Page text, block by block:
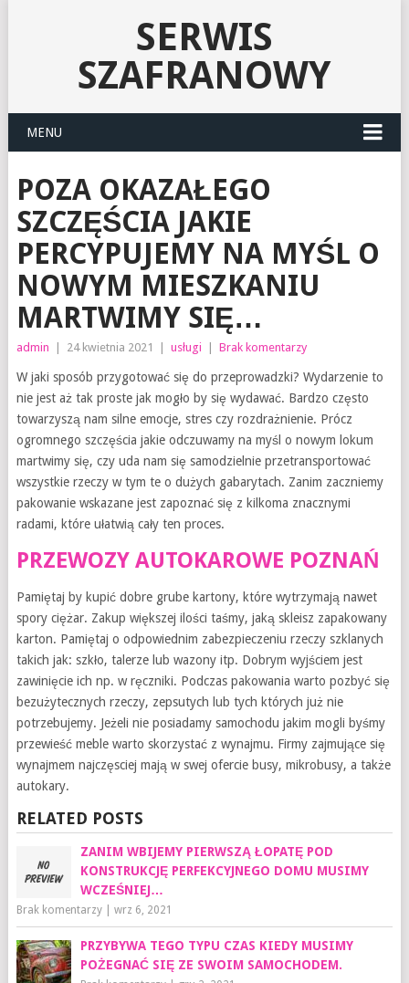
SERWIS
SZAFRANOWY
MENU
POZA OKAZAŁEGO
SZCZĘŚCIA JAKIE
PERCYPUJEMY NA MYŚL O
NOWYM MIESZKANIU
MARTWIMY SIĘ…
admin 24 kwietnia 2021 usługi Brak komentarzy
W jaki sposób przygotować się do przeprowadzki? Wydarzenie to
nie jest aż tak proste jak mogło by się wydawać. Bardzo często
towarzyszą nam silne emocje, stres czy rozdrażnienie. Prócz
ogromnego szczęścia jakie odczuwamy na myśl o nowym lokum
martwimy się, czy uda nam się samodzielnie przetransportować
wszystkie rzeczy w tym te o dużych gabarytach. Zanim zaczniemy
pakowanie wskazane jest zapoznać się z kilkoma znacznymi
radami, które ułatwią cały ten proces.
PRZEWOZY AUTOKAROWE POZNAŃ
Pamiętaj by kupić dobre grube kartony, które wytrzymają nawet
spory ciężar. Zakup większej ilości taśmy, jaką skleisz zapakowany
karton. Pamiętaj o odpowiednim zabezpieczeniu rzeczy szklanych
takich jak: szkło, talerze lub wazony itp. Dobrym wyjściem jest
zawinięcie ich np. w ręczniki. Podczas pakowania warto pozbyć się
bezużytecznych rzeczy, zepsutych lub tych których już nie
potrzebujemy. Jeżeli nie posiadamy samochodu jakim mogli byśmy
przewieść meble warto skorzystać z wynajmu. Firmy zajmujące się
wynajmem najczęsciej mają w swej ofercie busy, mikrobusy, a także
autokary.
RELATED POSTS
ZANIM WBIJEMY PIERWSZĄ ŁOPATĘ POD
KONSTRUKCJĘ PERFEKCYJNEGO DOMU MUSIMY
WCZEŚNIEJ…
Brak komentarzy| wrz 6, 2021
PRZYBYWA TEGO TYPU CZAS KIEDY MUSIMY
POŻEGNAĆ SIĘ ZE SWOIM SAMOCHODEM.